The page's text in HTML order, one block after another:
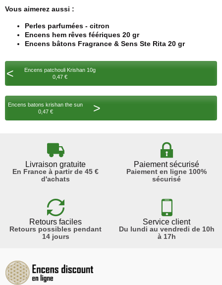
Vous aimerez aussi :
Perles parfumées - citron
Encens hem rêves féériques 20 gr
Encens bâtons Fragrance & Sens Ste Rita 20 gr
<
Encens patchouli Krishan 10g
0,47 €
Encens batons krishan the sun
0,47 €
>
Livraison gratuite
En France à partir de 45 €
d'achats
Paiement sécurisé
Paiement en ligne 100%
sécurisé
Retours faciles
Retours possibles pendant
14 jours
Service client
Du lundi au vendredi de 10h
à 17h